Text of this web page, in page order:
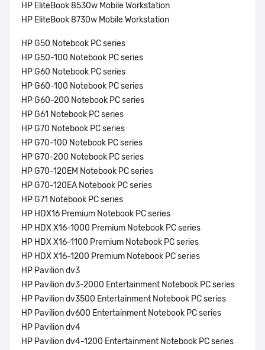
HP EliteBook 8530w Mobile Workstation
HP EliteBook 8730w Mobile Workstation
HP G50 Notebook PC series
HP G50-100 Notebook PC series
HP G60 Notebook PC series
HP G60-100 Notebook PC series
HP G60-200 Notebook PC series
HP G61 Notebook PC series
HP G70 Notebook PC series
HP G70-100 Notebook PC series
HP G70-200 Notebook PC series
HP G70-120EM Notebook PC series
HP G70-120EA Notebook PC series
HP G71 Notebook PC series
HP HDX16 Premium Notebook PC series
HP HDX X16-1000 Premium Notebook PC series
HP HDX X16-1100 Premium Notebook PC series
HP HDX X16-1200 Premium Notebook PC series
HP Pavilion dv3
HP Pavilion dv3-2000 Entertainment Notebook PC series
HP Pavilion dv3500 Entertainment Notebook PC series
HP Pavilion dv600 Entertainment Notebook PC series
HP Pavilion dv4
HP Pavilion dv4-1200 Entertainment Notebook PC series